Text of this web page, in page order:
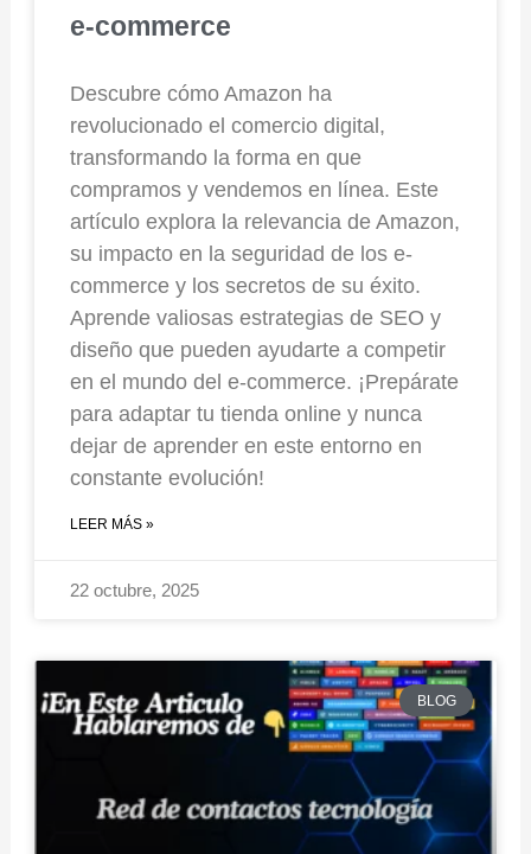
e-commerce
Descubre cómo Amazon ha
revolucionado el comercio digital,
transformando la forma en que
compramos y vendemos en línea. Este
artículo explora la relevancia de Amazon,
su impacto en la seguridad de los e-
commerce y los secretos de su éxito.
Aprende valiosas estrategias de SEO y
diseño que pueden ayudarte a competir
en el mundo del e-commerce. ¡Prepárate
para adaptar tu tienda online y nunca
dejar de aprender en este entorno en
constante evolución!
LEER MÁS »
22 octubre, 2025
BLOG